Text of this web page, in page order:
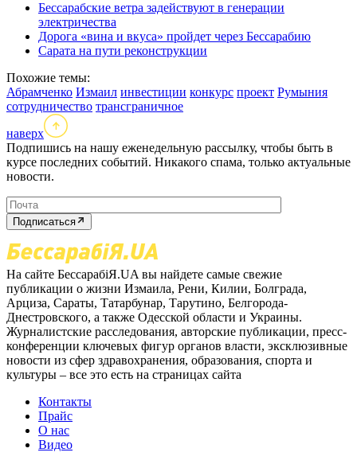
Бессарабские ветра задействуют в генерации
электричества
Дорога «вина и вкуса» пройдет через Бессарабию
Сарата на пути реконструкции
Похожие темы:
Абрамченко Измаил инвестиции конкурс проект Румыния
сотрудничество трансграничное
наверх
Подпишись на нашу еженедельную рассылку, чтобы быть в
курсе последних событий. Никакого спама, только актуальные
новости.
Подписаться
На сайте БессарабіЯ.UA вы найдете самые свежие
публикации о жизни Измаила, Рени, Килии, Болграда,
Арциза, Сараты, Татарбунар, Тарутино, Белгорода-
Днестровского, а также Одесской области и Украины.
Журналистские расследования, авторские публикации, пресс-
конференции ключевых фигур органов власти, эксклюзивные
новости из сфер здравохранения, образования, спорта и
культуры – все это есть на страницах сайта
Контакты
Прайс
О нас
Видео